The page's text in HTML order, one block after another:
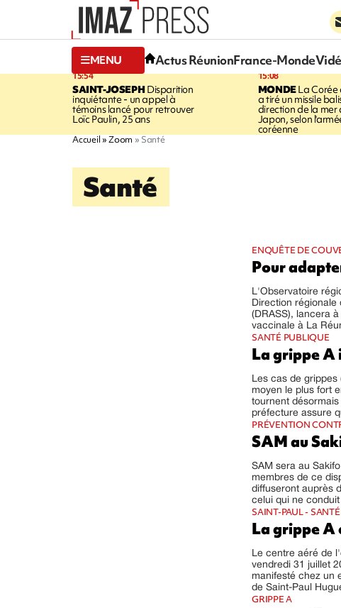
MENU Actus RéunionFrance-Monde
15:54
SAINT-JOSEPHDisparition
inquiétante - un appel à
témoins lancé pour retrouver
Loïc Paulin, 25 ans
15:08
MONDELa Corée
a tiré un missile
direction de la mer
Japon, selon
coréenne
Accueil Zoom Santé
Santé
ENQUÊTE DE
Pour
L'Observatoire
Direction régionale
(DRASS), lancera
vaccinale à La
SANTÉ PUBLIQUE
La grippe
Les cas de
moyen le plus fort
tournent
préfecture assure
PRÉVENTION
SAM au
SAM sera au
membres de ce
diffuseront auprès
celui qui ne
SAINT-PAUL -
La grippe A
Le centre aéré de
vendredi 31 juillet
manifesté chez un
de Saint-Paul
GRIPPE A